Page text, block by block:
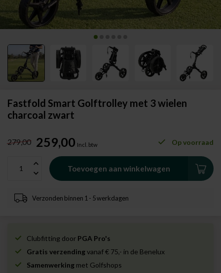
Fastfold Smart Golftrolley met 3 wielen
charcoal zwart
279,00 259,00 Incl. btw Op voorraad
Toevoegen aan winkelwagen
Verzonden binnen 1 - 5 werkdagen
Clubfitting door PGA Pro's
Gratis verzendingvanaf € 75,- in de Benelux
Samenwerking met Golfshops